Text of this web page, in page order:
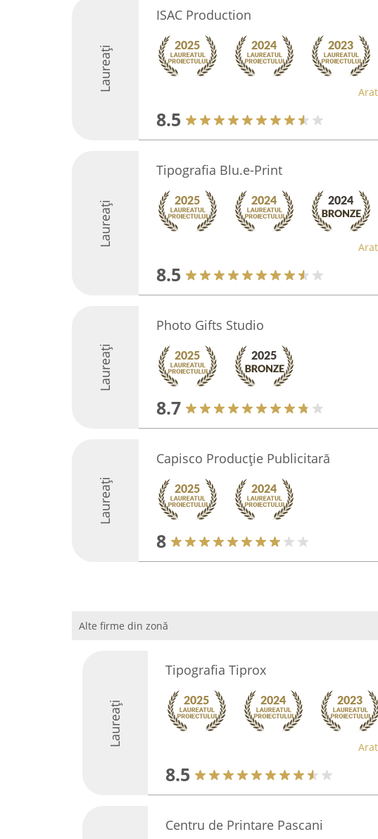
Laureați
ISAC Production
8.5
Laureați
Tipografia Blu.e-Print
8.5
Laureați
Photo Gifts Studio
8.7
Laureați
Capisco Producție Publicitară
8
Alte firme din zonă
Laureați
Tipografia Tiprox
8.5
Centru de Printare Pascani